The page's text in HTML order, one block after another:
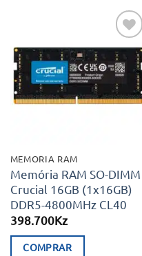
Adicionar
aos meus
desejos
MEMORIA RAM
Memória RAM SO-DIMM
Crucial 16GB (1x16GB)
DDR5-4800MHz CL40
398.700Kz
COMPRAR